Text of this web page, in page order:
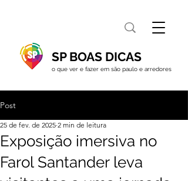
SP BOAS DICAS
o que ver e fazer em são paulo e arredores
Post
Exposição imersiva no
Farol Santander leva
25 de fev. de 2025 2 min de leitura